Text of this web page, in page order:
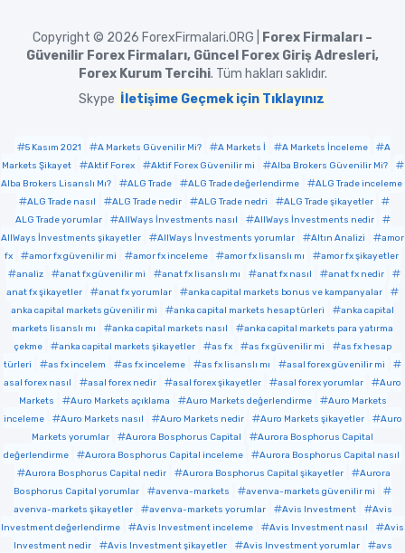
Copyright © 2026 ForexFirmalari.ORG |
Forex Firmaları –
Güvenilir Forex Firmaları, Güncel Forex Giriş Adresleri,
Forex Kurum Tercihi. Tüm hakları saklıdır.
Skype İletişime Geçmek için Tıklayınız
5 Kasım 2021 A Markets Güvenilir Mi? A Markets İ A Markets İnceleme
A
Markets Şikayet
Aktif Forex Aktif Forex Güvenilir mi
Alba Brokers Güvenilir Mi?
Alba Brokers Lisanslı Mı?
ALG Trade ALG Trade değerlendirme
ALG Trade inceleme
ALG Trade nasıl
ALG Trade nedir ALG Trade nedri
ALG Trade şikayetler
ALG Trade yorumlar
AllWays İnvestments nasıl
AllWays İnvestments nedir
AllWays İnvestments şikayetler
AllWays İnvestments yorumlar Altın Analizi
amor
fx
amor fx güvenilir mi amor fx inceleme amor fx lisanslı mı
amor fx şikayetler
analiz
anat fx güvenilir mi anat fx lisanslı mı anat fx nasıl
anat fx nedir
anat fx şikayetler
anat fx yorumlar
anka capital markets bonus ve kampanyalar
anka capital markets güvenilir mi
anka capital markets hesap türleri
anka capital
markets lisanslı mı
anka capital markets nasıl
anka capital markets para yatırma
çekme
anka capital markets şikayetler as fx as fx güvenilir mi
as fx hesap
türleri
as fx incelem as fx inceleme as fx lisanslı mı
asal forex güvenilir mi
asal forex nasıl
asal forex nedir asal forex şikayetler asal forex yorumlar
Auro
Markets
Auro Markets açıklama Auro Markets değerlendirme
Auro Markets
inceleme
Auro Markets nasıl Auro Markets nedir Auro Markets şikayetler
Auro
Markets yorumlar
Aurora Bosphorus Capital
Aurora Bosphorus Capital
değerlendirme
Aurora Bosphorus Capital inceleme
Aurora Bosphorus Capital nasıl
Aurora Bosphorus Capital nedir
Aurora Bosphorus Capital şikayetler
Aurora
Bosphorus Capital yorumlar
avenva-markets
avenva-markets güvenilir mi
avenva-markets şikayetler
avenva-markets yorumlar Avis Investment
Avis
Investment değerlendirme
Avis Investment inceleme Avis Investment nasıl
Avis
Investment nedir
Avis Investment şikayetler Avis Investment yorumlar
avs